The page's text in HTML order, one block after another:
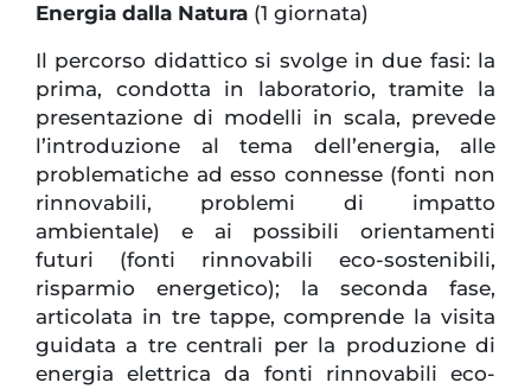
Energia dalla Natura (1 giornata)
Il percorso didattico si svolge in due fasi: la
prima, condotta in laboratorio, tramite la
presentazione di modelli in scala, prevede
l’introduzione al tema dell’energia, alle
problematiche ad esso connesse (fonti non
rinnovabili, problemi di impatto
ambientale) e ai possibili orientamenti
futuri (fonti rinnovabili eco-sostenibili,
risparmio energetico); la seconda fase,
articolata in tre tappe, comprende la visita
guidata a tre centrali per la produzione di
energia elettrica da fonti rinnovabili eco-